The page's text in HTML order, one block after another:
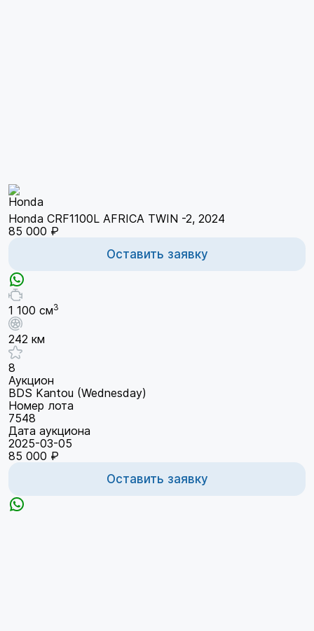
Honda CRF1100L AFRICA TWIN -2, 2024
85 000 ₽
Оставить заявку
1 100 см3
242 км
8
Аукцион
BDS Kantou (Wednesday)
Номер лота
7548
Дата аукциона
2025-03-05
85 000 ₽
Оставить заявку